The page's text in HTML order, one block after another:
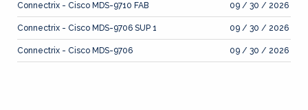
Connectrix - Cisco MDS-9710 FAB 09 / 30 / 2026
Connectrix - Cisco MDS-9706 SUP 1 09 / 30 / 2026
Connectrix - Cisco MDS-9706 09 / 30 / 2026